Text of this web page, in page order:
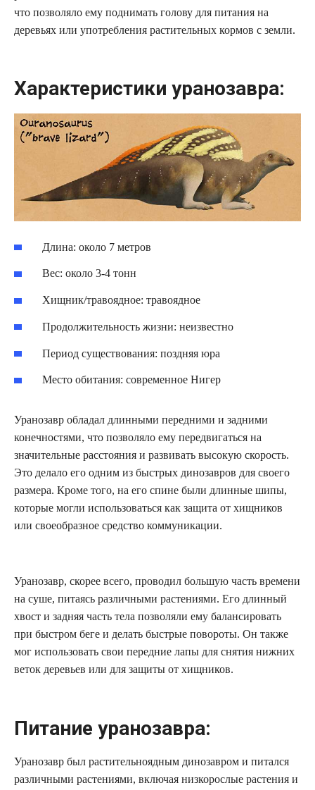
что позволяло ему поднимать голову для питания на
деревьях или употребления растительных кормов с земли.
Характеристики уранозавра:
Длина: около 7 метров
Вес: около 3-4 тонн
Хищник/травоядное: травоядное
Продолжительность жизни: неизвестно
Период существования: поздняя юра
Место обитания: современное Нигер
Уранозавр обладал длинными передними и задними
конечностями, что позволяло ему передвигаться на
значительные расстояния и развивать высокую скорость.
Это делало его одним из быстрых динозавров для своего
размера. Кроме того, на его спине были длинные шипы,
которые могли использоваться как защита от хищников
или своеобразное средство коммуникации.
Уранозавр, скорее всего, проводил большую часть времени
на суше, питаясь различными растениями. Его длинный
хвост и задняя часть тела позволяли ему балансировать
при быстром беге и делать быстрые повороты. Он также
мог использовать свои передние лапы для снятия нижних
веток деревьев или для защиты от хищников.
Питание уранозавра:
Уранозавр был растительноядным динозавром и питался
различными растениями, включая низкорослые растения и